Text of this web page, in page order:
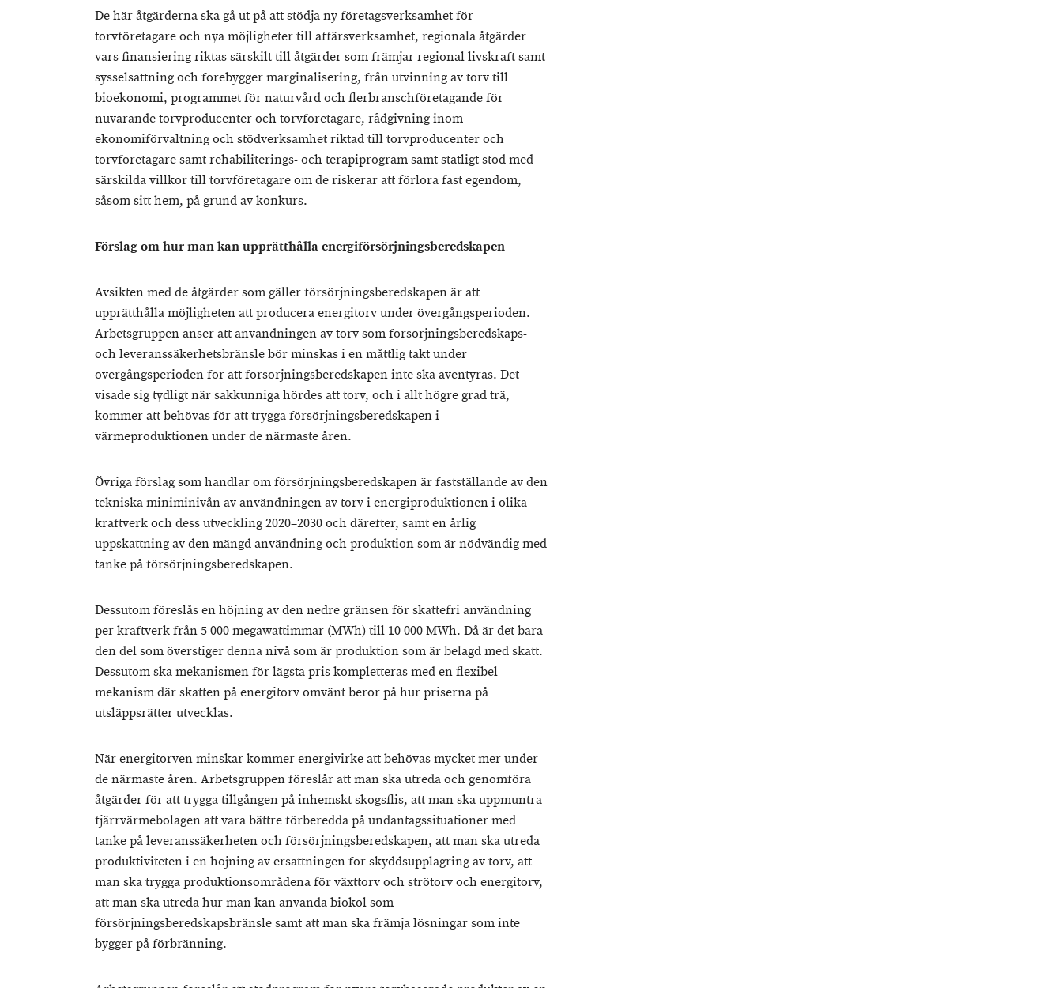
De här åtgärderna ska gå ut på att stödja ny företagsverksamhet för
torvföretagare och nya möjligheter till affärsverksamhet, regionala åtgärder
vars finansiering riktas särskilt till åtgärder som främjar regional livskraft samt
sysselsättning och förebygger marginalisering, från utvinning av torv till
bioekonomi, programmet för naturvård och flerbranschföretagande för
nuvarande torvproducenter och torvföretagare, rådgivning inom
ekonomiförvaltning och stödverksamhet riktad till torvproducenter och
torvföretagare samt rehabiliterings- och terapiprogram samt statligt stöd med
särskilda villkor till torvföretagare om de riskerar att förlora fast egendom,
såsom sitt hem, på grund av konkurs.
Förslag om hur man kan upprätthålla energiförsörjningsberedskapen
Avsikten med de åtgärder som gäller försörjningsberedskapen är att
upprätthålla möjligheten att producera energitorv under övergångsperioden.
Arbetsgruppen anser att användningen av torv som försörjningsberedskaps-
och leveranssäkerhetsbränsle bör minskas i en måttlig takt under
övergångsperioden för att försörjningsberedskapen inte ska äventyras. Det
visade sig tydligt när sakkunniga hördes att torv, och i allt högre grad trä,
kommer att behövas för att trygga försörjningsberedskapen i
värmeproduktionen under de närmaste åren.
Övriga förslag som handlar om försörjningsberedskapen är fastställande av den
tekniska miniminivån av användningen av torv i energiproduktionen i olika
kraftverk och dess utveckling 2020–2030 och därefter, samt en årlig
uppskattning av den mängd användning och produktion som är nödvändig med
tanke på försörjningsberedskapen.
Dessutom föreslås en höjning av den nedre gränsen för skattefri användning
per kraftverk från 5 000 megawattimmar (MWh) till 10 000 MWh. Då är det bara
den del som överstiger denna nivå som är produktion som är belagd med skatt.
Dessutom ska mekanismen för lägsta pris kompletteras med en flexibel
mekanism där skatten på energitorv omvänt beror på hur priserna på
utsläppsrätter utvecklas.
När energitorven minskar kommer energivirke att behövas mycket mer under
de närmaste åren. Arbetsgruppen föreslår att man ska utreda och genomföra
åtgärder för att trygga tillgången på inhemskt skogsflis, att man ska uppmuntra
fjärrvärmebolagen att vara bättre förberedda på undantagssituationer med
tanke på leveranssäkerheten och försörjningsberedskapen, att man ska utreda
produktiviteten i en höjning av ersättningen för skyddsupplagring av torv, att
man ska trygga produktionsområdena för växttorv och strötorv och energitorv,
att man ska utreda hur man kan använda biokol som
försörjningsberedskapsbränsle samt att man ska främja lösningar som inte
bygger på förbränning.